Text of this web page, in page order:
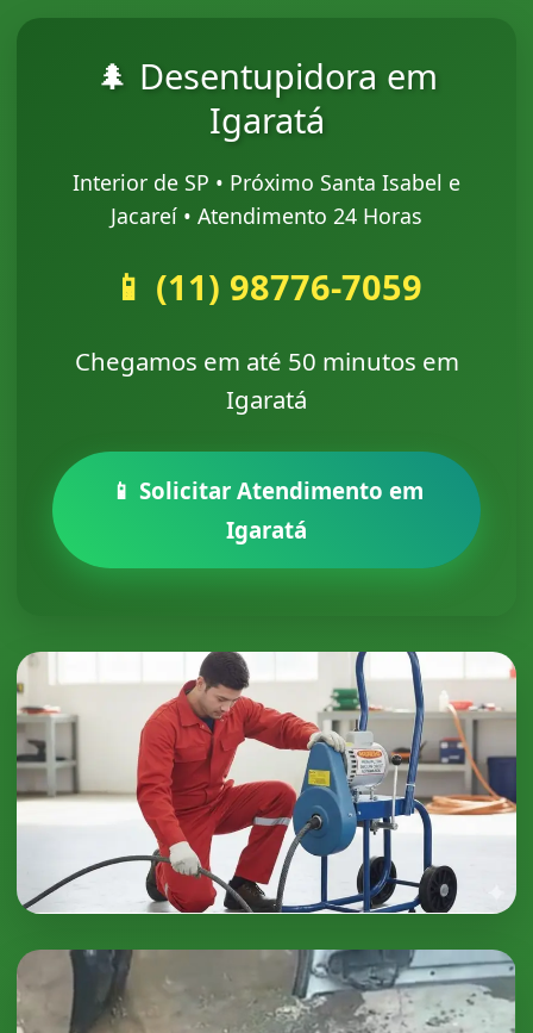
🌲 Desentupidora em
Igaratá
Interior de SP • Próximo Santa Isabel e
Jacareí • Atendimento 24 Horas
📱 (11) 98776-7059
Chegamos em até 50 minutos em
Igaratá
📱 Solicitar Atendimento em
Igaratá